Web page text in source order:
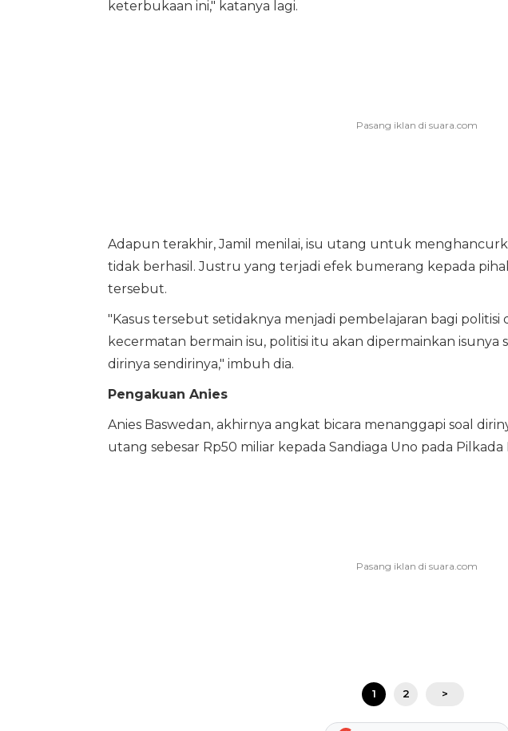
keterbukaan ini," katanya lagi.
Adapun terakhir, Jamil menilai, isu utang untuk
tidak berhasil. Justru yang terjadi efek bumerang kepada
tersebut.
"Kasus tersebut setidaknya menjadi pembelajaran bagi politisi
kecermatan bermain isu, politisi itu akan dipermainkan isunya
dirinya sendirinya," imbuh dia.
Pengakuan Anies
Anies Baswedan, akhirnya angkat bicara menanggapi soal
utang sebesar Rp50 miliar kepada Sandiaga Uno pada Pilkada
1 2 >